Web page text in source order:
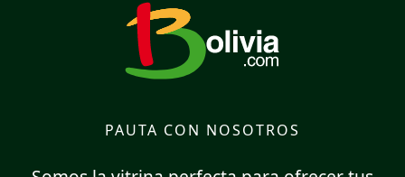
PAUTA CON NOSOTROS